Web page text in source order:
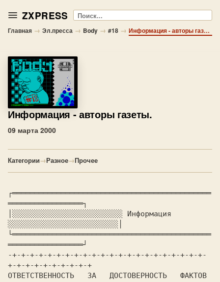
ZXPRESS Поиск
Главная → Эл.пресса → Body → #18 → Информация - авторы газеты.
Информация - авторы газеты.
09 марта 2000
Категории→Разное→Прочее
┌═════════════════════════════════════════════
│░░░░░░░░░░░░░░░░░░░░░░░░░
└═════════════════════════════════════════════
-+-+-+-+-+-+-+-+-+-+-+-+-+-+-+-+-+-+-+-+-+-+-
ОТВЕТСТВЕННОСТЬ   ЗА   ДОСТОВЕРНОСТЬ   ФАКТОВ